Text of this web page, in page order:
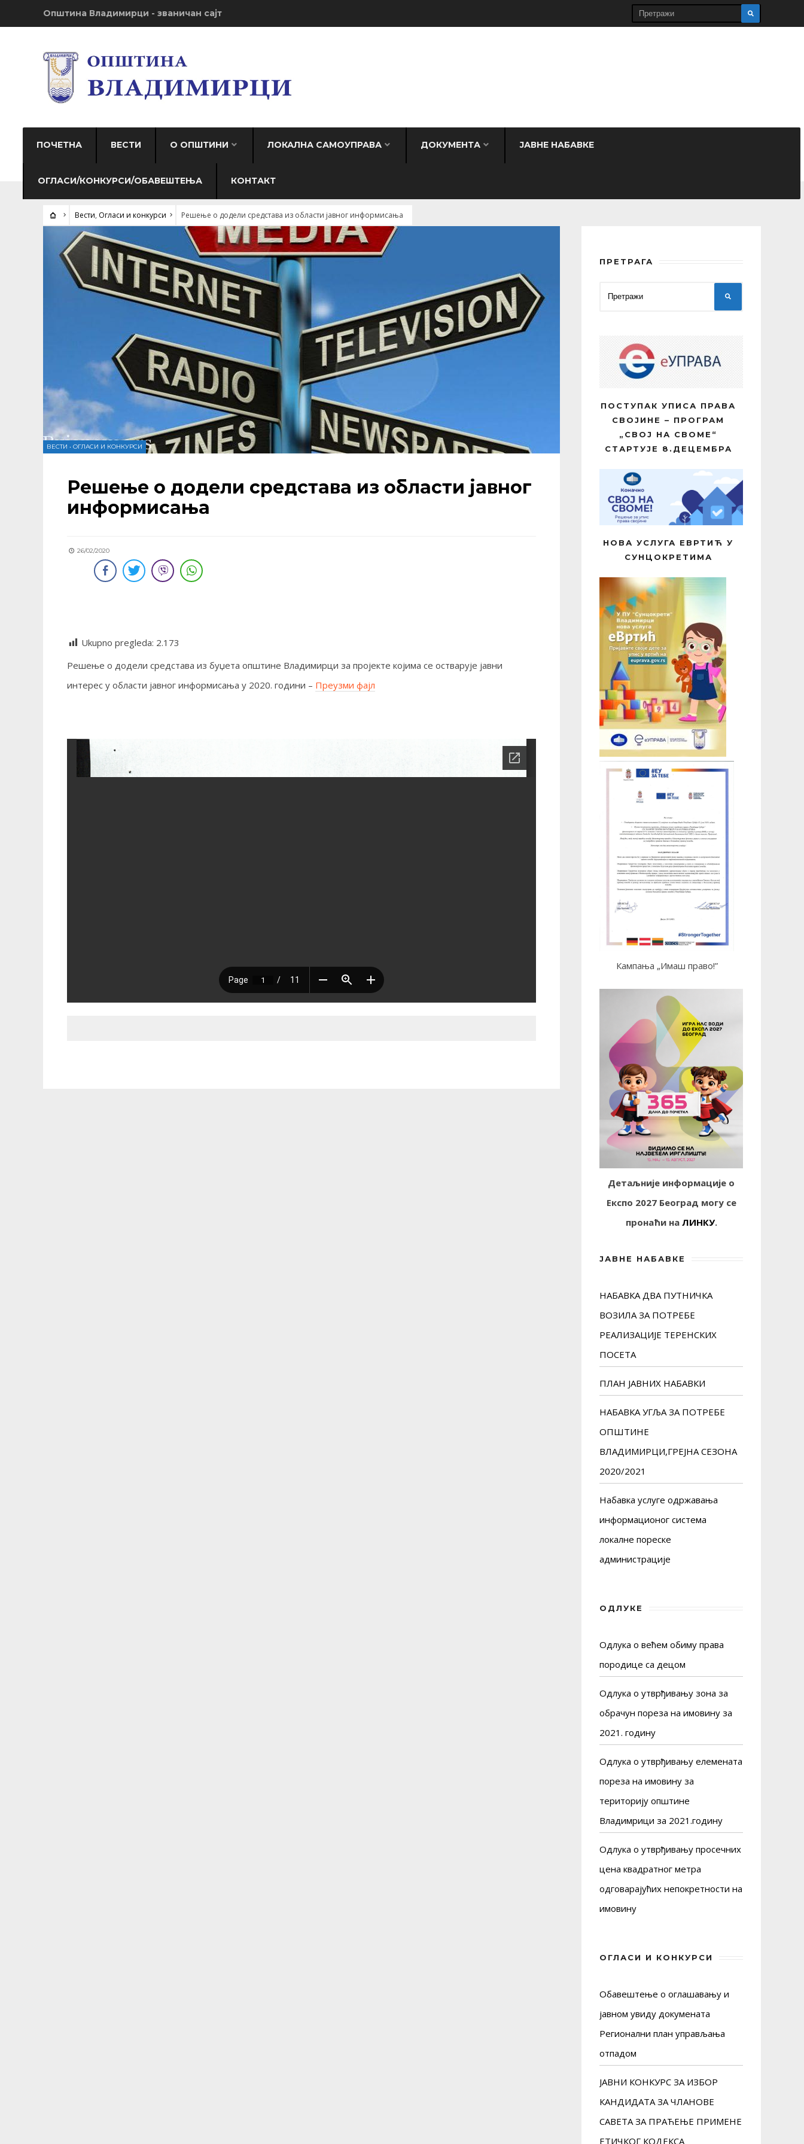
Општина Владимирци - званичан сајт
ПОЧЕТНА ВЕСТИ О ОПШТИНИ ЛОКАЛНА САМОУПРАВА ДОКУМЕНТА ЈАВНЕ НАБАВКЕ
ОГЛАСИ/КОНКУРСИ/ОБАВЕШТЕЊА КОНТАКТ
Вести, Огласи и конкурси Решење о додели средстава из области јавног информисања
ВЕСТИ • ОГЛАСИ И КОНКУРСИ
Решење о додели средстава из области јавног
информисања
26/02/2020
Ukupno pregleda: 2.173
Решење о додели средстава из буџета општине Владимирци за пројекте којима се остварује јавни
интерес у области јавног информисања у 2020. години – Преузми фајл
ПРЕТРАГА
ПОСТУПАК УПИСА ПРАВА
СВОЈИНЕ – ПРОГРАМ
„СВОЈ НА СВОМЕ“
СТАРТУЈЕ 8.ДЕЦЕМБРА
НОВА УСЛУГА ЕВРТИЋ У
СУНЦОКРЕТИМА
Кампања „Имаш право!”
Детаљније информације о
Експо 2027 Београд могу се
пронаћи на ЛИНКУ.
ЈАВНЕ НАБАВКЕ
НАБАВКА ДВА ПУТНИЧКА
ВОЗИЛА ЗА ПОТРЕБЕ
РЕАЛИЗАЦИЈЕ ТЕРЕНСКИХ
ПОСЕТА
ПЛАН ЈАВНИХ НАБАВКИ
НАБАВКА УГЉА ЗА ПОТРЕБЕ
ОПШТИНЕ
ВЛАДИМИРЦИ,ГРЕЈНА СЕЗОНА
2020/2021
Набавка услуге одржавања
информационог система
локалне пореске
администрације
ОДЛУКЕ
Одлука о већем обиму права
породице са децом
Одлука о утврђивању зона за
обрачун пореза на имовину за
2021. годину
Одлука о утврђивању елемената
пореза на имовину за
територију општине
Владимрици за 2021.годину
Одлука о утврђивању просечних
цена квадратног метра
одговарајућих непокретности на
имовину
ОГЛАСИ И КОНКУРСИ
Обавештење о оглашавању и
јавном увиду докуменaта
Регионални план управљања
отпадом
ЈАВНИ КОНКУРС ЗА ИЗБОР
КАНДИДАТА ЗА ЧЛАНОВЕ
САВЕТА ЗА ПРАЋЕЊЕ ПРИМЕНЕ
ЕТИЧКОГ КОДЕКСА